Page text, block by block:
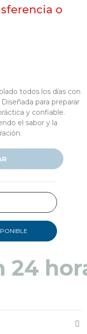
o
todos los días con
para preparar
y confiable.
el sabor y la
24